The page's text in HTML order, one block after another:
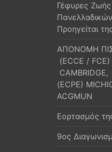
Γέφυρες
Προηγείται
ΑΠΟΝΟΜΗ
(ECCE /
(ECPE)
ACGMUN
Εορτασμός
9ος